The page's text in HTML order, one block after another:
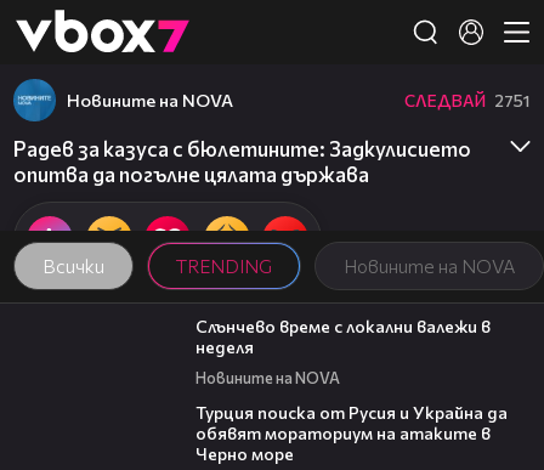
👾
Всички TRENDING Новините на NOVA
Новините на NOVA СЛЕДВАЙ 2751
Радев за казуса с бюлетините: Задкулисието
опитва да погълне цялата държава
00:56
Слънчево време с локални валежи в
неделя
Новините на NOVA
Турция поиска от Русия и Украйна да
обявят мораториум на атаките в
Черно море